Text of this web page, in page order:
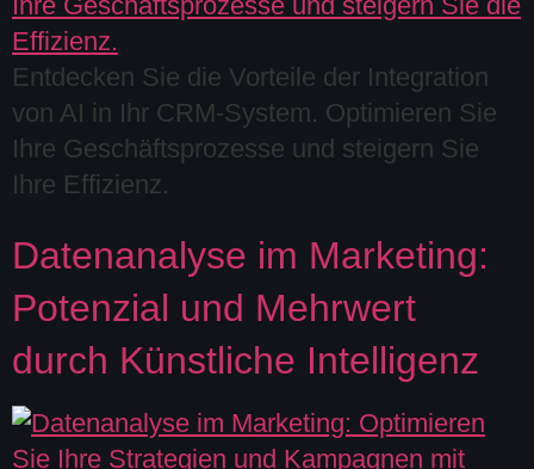
Entdecken Sie die Vorteile der Integration
von AI in Ihr CRM-System. Optimieren Sie
Ihre Geschäftsprozesse und steigern Sie
Ihre Effizienz.
Datenanalyse im Marketing:
Potenzial und Mehrwert
durch Künstliche Intelligenz